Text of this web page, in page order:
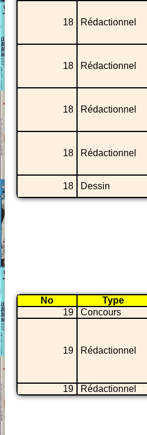
18 Rédactionnel
18 Rédactionnel
18 Rédactionnel
18 Rédactionnel
18 Dessin
No Type
19
Concours
19 Rédactionnel
19 Rédactionnel